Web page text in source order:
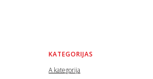
KATEGORIJAS
A kategorija